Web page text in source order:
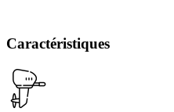
Caractéristiques